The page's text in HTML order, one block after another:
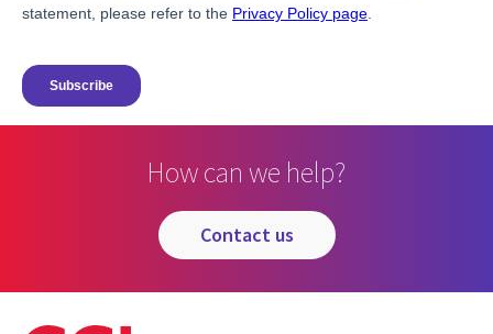
How can we help?
contact us